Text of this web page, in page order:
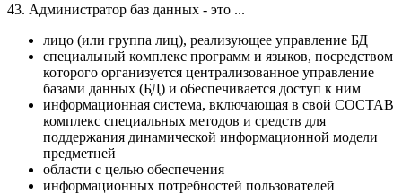
43. Администратор баз данных - это ...
лицо (или группа лиц), реализующее управление БД
специальный комплекс программ и языков, посредством
которого организуется централизованное управление
базами данных (БД) и о6еспечивается доступ к ним
информационная система, включающая в свой СОСТАВ
комплекс специальных методов и средств для
поддержания динамической информационной модели
предметней
области с целью обеспечения
информационных потребностей пользователей